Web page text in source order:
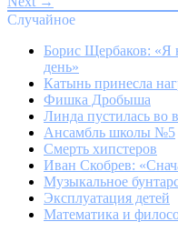
Случайное
Борис Щербаков: «Я
день»
Катынь принесла
Фишка Дробыша
Линда пустилась во
Ансамбль школы №5
Смерть хипстеров
Иван Скобрев:
Музыкальное
Эксплуатация детей
Математика и